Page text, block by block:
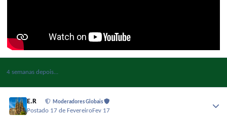
4 semanas depois...
E.R Moderadores Globais
Postado 17 de FevereiroFev 17